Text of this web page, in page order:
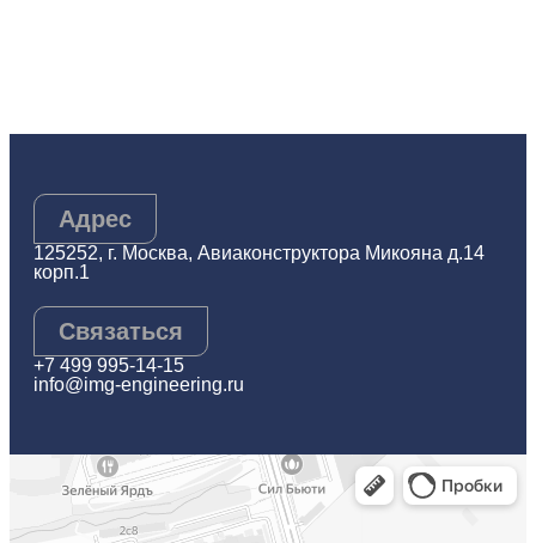
Адрес
125252, г. Москва, Авиаконструктора Микояна д.14
корп.1
Связаться
+7 499 995-14-15
info@img-engineering.ru